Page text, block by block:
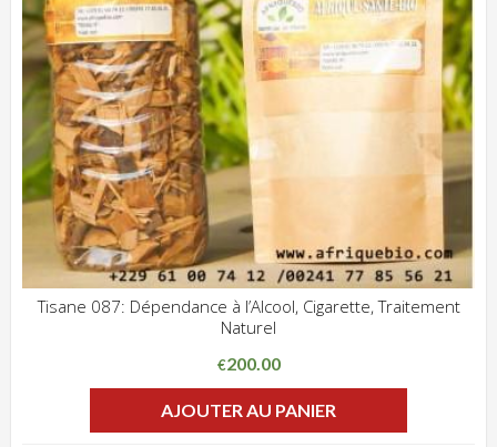
Tisane 087: Dépendance à l’Alcool, Cigarette, Traitement
Naturel
€200.00
AJOUTER AU PANIER